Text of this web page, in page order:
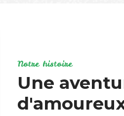
Notre histoire
Une